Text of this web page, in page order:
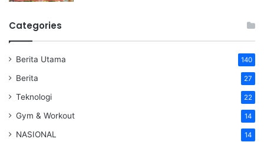
Categories
Berita Utama 140
Berita 27
Teknologi 22
Gym & Workout 14
NASIONAL 14